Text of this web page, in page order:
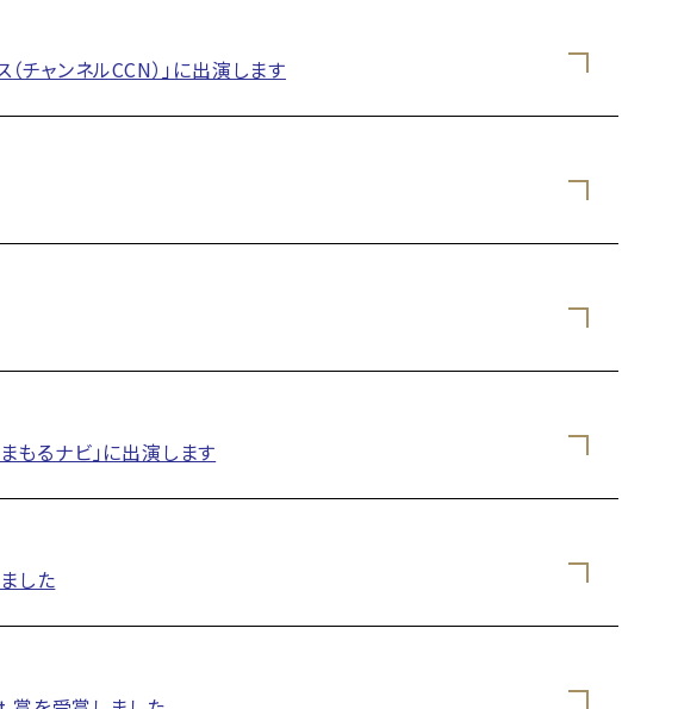
チャンネルCCN）」に出演します
るナビ」に出演します
した